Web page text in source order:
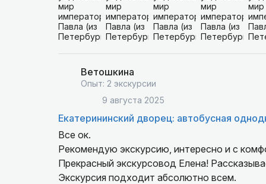
Ветошкина
Опыт: 2 экскурсии
9 августа 2025
Екатерининский дворец: автобусная
Все ок.
Рекомендую экскурсию, интересно и с
Прекрасный экскурсовод Елена!
Экскурсия подходит абсолютно всем.